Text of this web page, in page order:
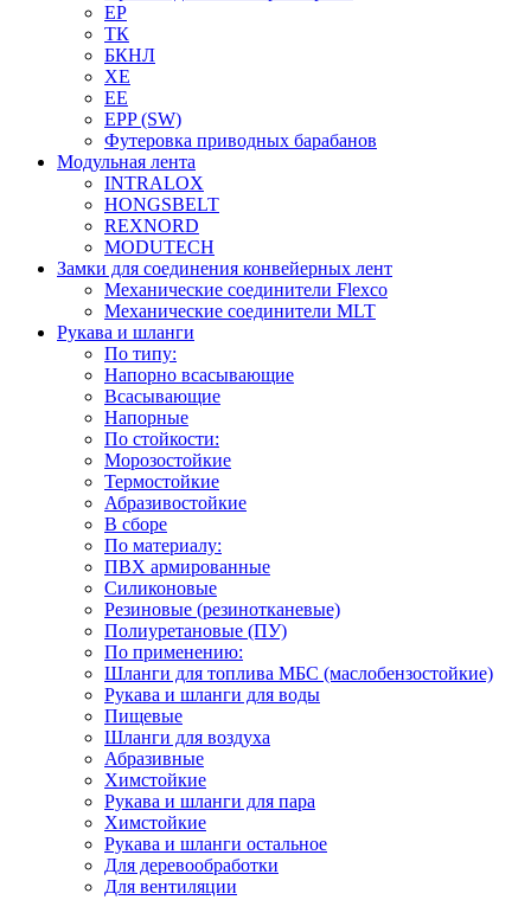
EP
ТК
БКНЛ
XE
EE
EPP (SW)
Футеровка приводных барабанов
Модульная лента
INTRALOX
HONGSBELT
REXNORD
MODUTECH
Замки для соединения конвейерных лент
Механические соединители Flexco
Механические соединители MLT
Рукава и шланги
По типу:
Напорно всасывающие
Всасывающие
Напорные
По стойкости:
Морозостойкие
Термостойкие
Абразивостойкие
В сборе
По материалу:
ПВХ армированные
Силиконовые
Резиновые (резинотканевые)
Полиуретановые (ПУ)
По применению:
Шланги для топлива МБС (маслобензостойкие)
Рукава и шланги для воды
Пищевые
Шланги для воздуха
Абразивные
Химстойкие
Рукава и шланги для пара
Химстойкие
Рукава и шланги остальное
Для деревообработки
Для вентиляции